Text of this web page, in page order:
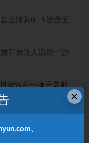
生活从0—1运营案
开展达人活动一沙
放浅析一缅王老师
案例解析一佳烔老
×
、